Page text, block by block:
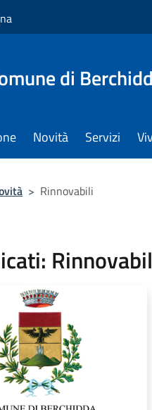
di
Novità Servizi
> Rinnovabili